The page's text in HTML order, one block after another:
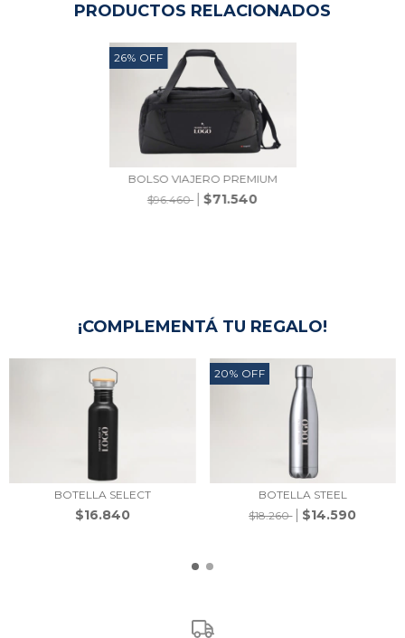
PRODUCTOS RELACIONADOS
26% OFF
BOLSO VIAJERO PREMIUM
$96.460
$71.540
¡COMPLEMENTÁ TU REGALO!
BOTELLA SELECT
$16.840
20% OFF
BOTELLA STEEL
$18.260
$14.590